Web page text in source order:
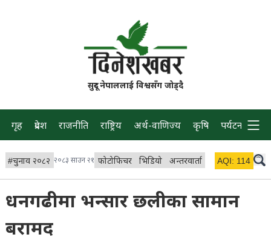
सुदूर नेपाललाई विश्वसँग जोड्दै
गृह प्रदेश राजनीति राष्ट्रिय अर्थ-वाणिज्य कृषि पर्यटन प्रवास
#चुनाव २०८२ २०८३ साउन २१ फोटोफिचर भिडियो अन्तरवार्ता विचार/ब्लग
AQI: 114
धनगढीमा भन्सार छलीका सामान
बरामद